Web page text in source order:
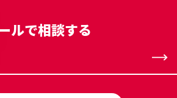
ルで相談する